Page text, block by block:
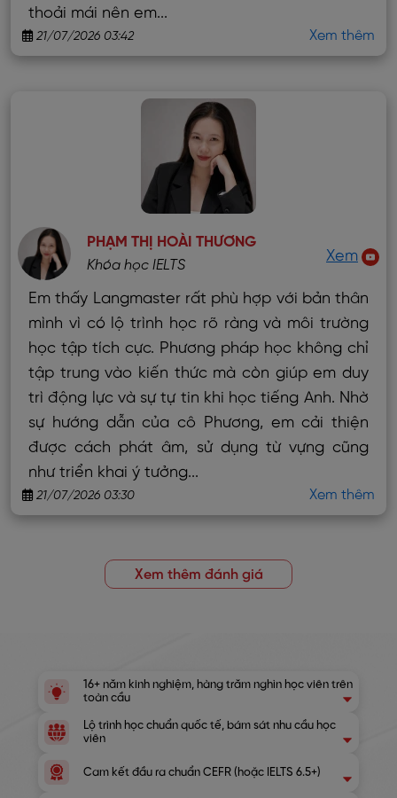
thoải mái nên em...
21/07/2026 03:42 Xem thêm
PHẠM THỊ HOÀI THƯƠNG
Khóa học IELTS
Xem
Em thấy Langmaster rất phù hợp với bản thân
mình vì có lộ trình học rõ ràng và môi trường
học tập tích cực. Phương pháp học không chỉ
tập trung vào kiến thức mà còn giúp em duy
trì động lực và sự tự tin khi học tiếng Anh. Nhờ
sự hướng dẫn của cô Phương, em cải thiện
được cách phát âm, sử dụng từ vựng cũng
như triển khai ý tưởng...
21/07/2026 03:30 Xem thêm
Xem thêm đánh giá
16+ năm kinh nghiệm, hàng trăm nghìn học viên trên
toàn cầu
Lộ trình học chuẩn quốc tế, bám sát nhu cầu học
viên
Cam kết đầu ra chuẩn CEFR (hoặc IELTS 6.5+)